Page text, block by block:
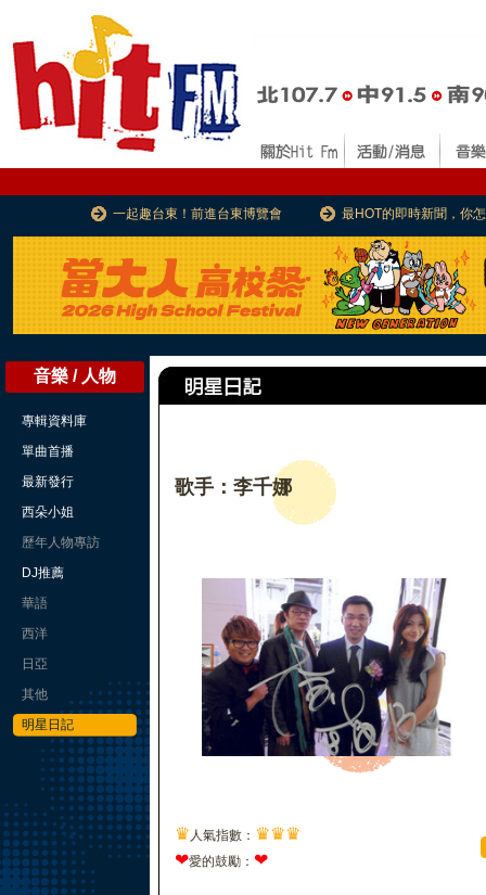
一起趣台東！前進台東博覽會 最HOT的即時新聞，你
音樂 / 人物
專輯資料庫
單曲首播
最新發行
西朵小姐
歷年人物專訪
DJ推薦
華語
西洋
日亞
其他
明星日記
歌手：李千娜
♛ 人氣指數： ♛♛♛
❤愛的鼓勵： ❤